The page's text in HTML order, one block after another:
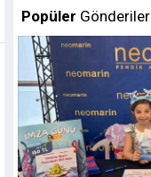
Popüler Gönderiler